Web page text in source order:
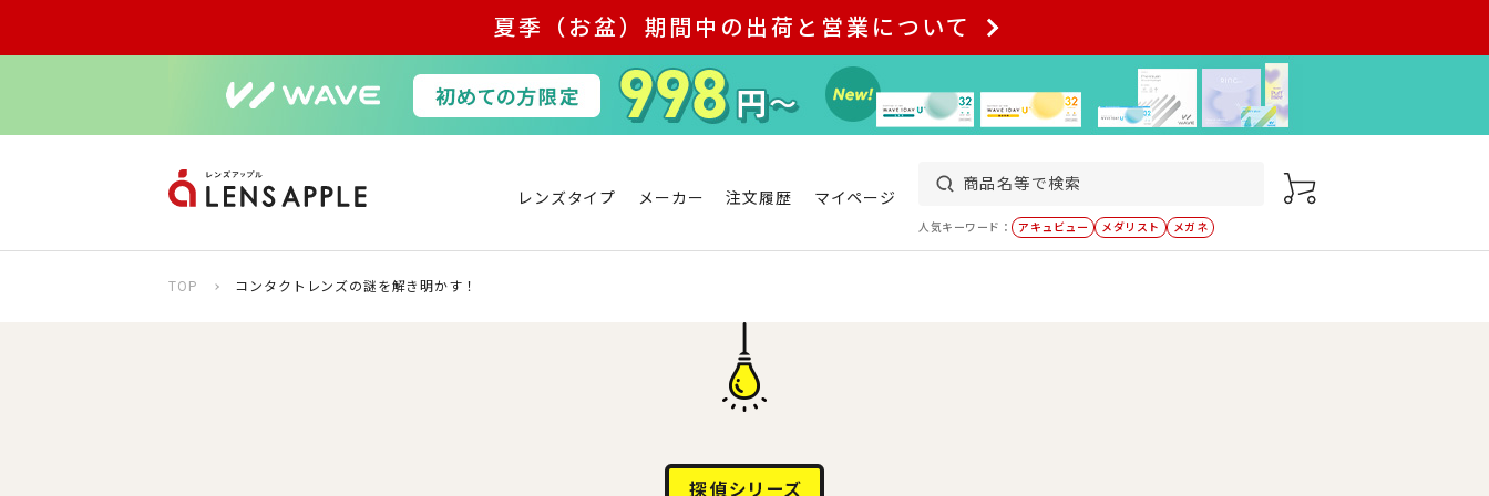
夏季（お盆）期間中の出荷と営業について
レンズタイプ メーカー 注文履歴 マイページ
人気キーワード： アキュビュー メダリスト メガネ
TOP コンタクトレンズの謎を解き明かす！